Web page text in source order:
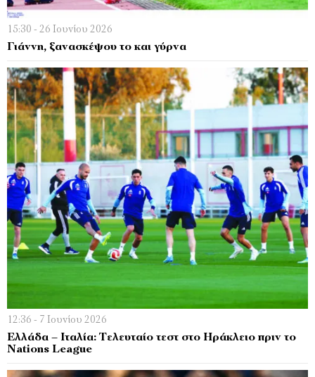
15:30 - 26 Ιουνίου 2026
Γιάννη, ξανασκέψου το και γύρνα
12:36 - 7 Ιουνίου 2026
Ελλάδα – Ιταλία: Τελευταίο τεστ στο Ηράκλειο πριν το
Nations League